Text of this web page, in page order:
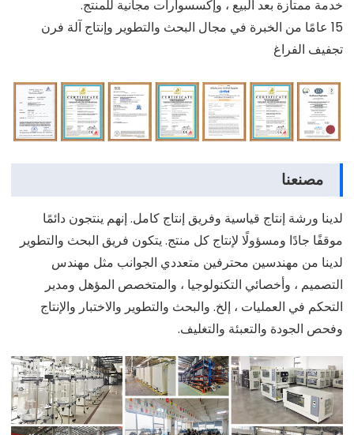
خدمة ممتازة بعد البيع ، وإكسسوارات مجانية للمنتج.
15 عامًا من الخبرة في مجال البحث والتطوير وإنتاج آلة فرن
تجفيف الفراغ
مصنعنا
لدينا ورشة إنتاج قياسية وفريق إنتاج كامل. إنهم ينتجون دائمًا
موقفًا جادًا ومسؤولًا لإنتاج كل منتج. يتكون فريق البحث والتطوير
لدينا من مهندسين محترفين متعددي الجوانب مثل مهندس
التصميم ، وأخصائي التكنولوجيا ، والمتخصص المؤهل ومدير
التحكم في العمليات ، إلخ. والبحث والتطوير والاختبار والإنتاج
وفحص الجودة والتعبئة والتغليف.